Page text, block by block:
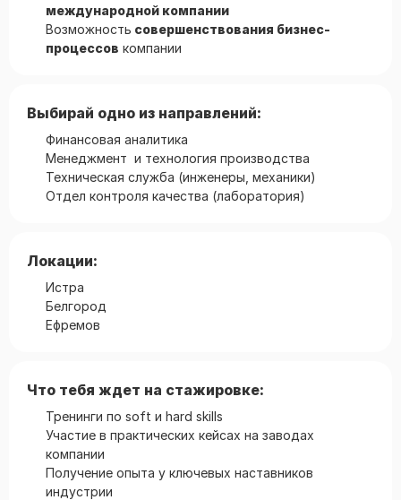
международной компании
Возможность совершенствования бизнес-
процессов компании
Выбирай одно из направлений:
Финансовая аналитика
Менеджмент и технология производства
Техническая служба (инженеры, механики)
Отдел контроля качества (лаборатория)
Локации:
Истра
Белгород
Ефремов
Что тебя ждет на стажировке:
Тренинги по soft и hard skills
Участие в практических кейсах на заводах
компании
Получение опыта у ключевых наставников
индустрии